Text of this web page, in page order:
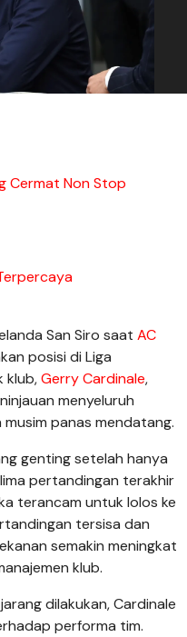
Cermat Non Stop
San Siro saat AC
posisi di Liga
klub,Gerry Cardinale,
menyeluruh
panas mendatang.
genting setelah hanya
pertandingan terakhir
terancam untuk lolos ke
tersisa dan
semakin meningkat
klub.
dilakukan, Cardinale
performa tim.